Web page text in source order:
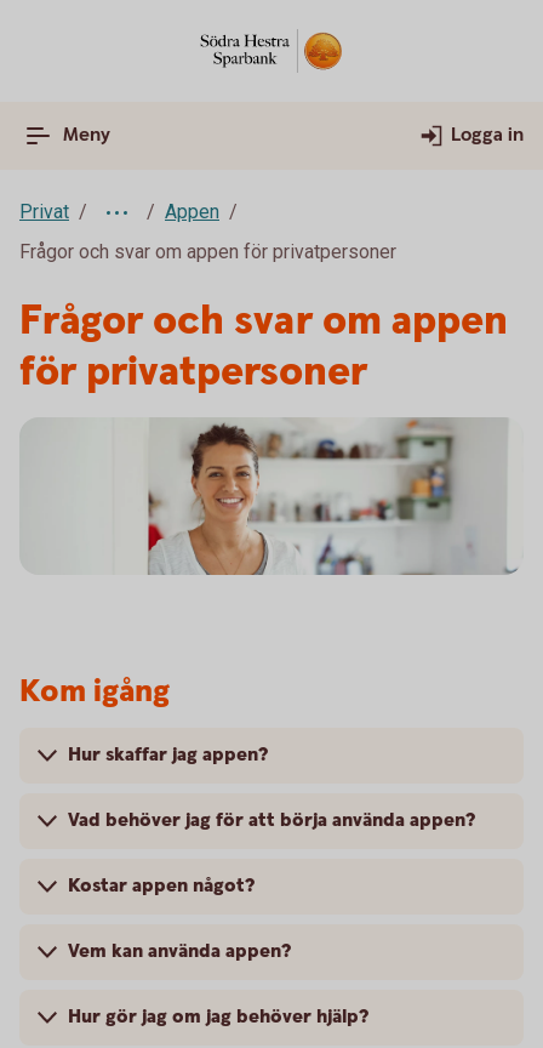
Meny Logga in
Privat
Appen
Frågor och svar om appen för privatpersoner
Frågor och svar om appen
för privatpersoner
Kom igång
Hur skaffar jag appen?
Vad behöver jag för att börja använda appen?
Kostar appen något?
Vem kan använda appen?
Hur gör jag om jag behöver hjälp?